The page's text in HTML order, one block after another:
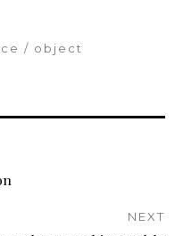
object
NEXT